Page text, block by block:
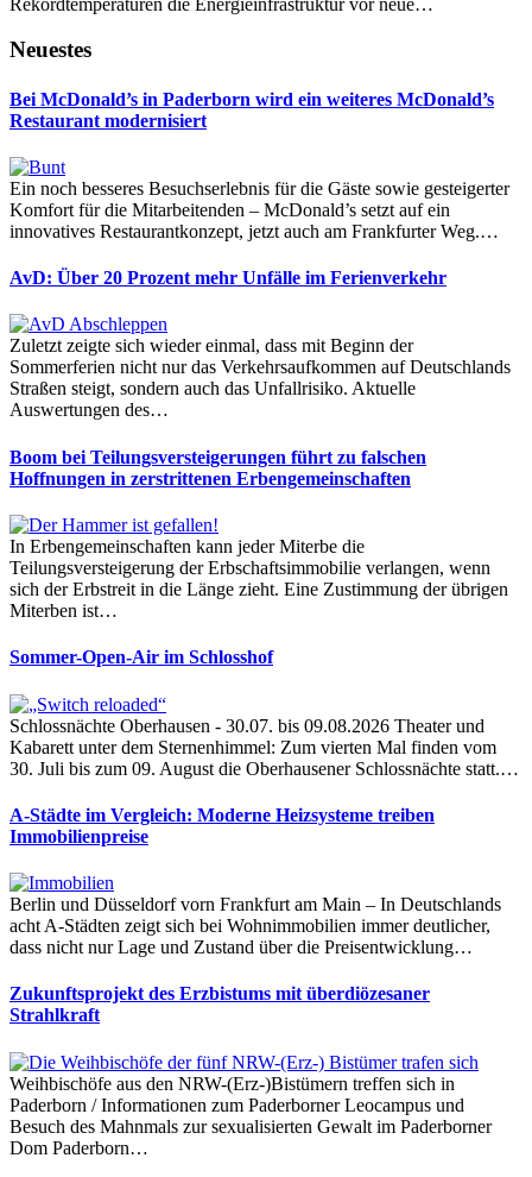
Neuestes
Bei McDonald’s in Paderborn wird ein weiteres McDonald’s
Restaurant modernisiert
Ein noch besseres Besuchserlebnis für die Gäste sowie gesteigerter
Komfort für die Mitarbeitenden – McDonald’s setzt auf ein
innovatives Restaurantkonzept, jetzt auch am Frankfurter Weg.…
AvD: Über 20 Prozent mehr Unfälle im Ferienverkehr
Zuletzt zeigte sich wieder einmal, dass mit Beginn der
Sommerferien nicht nur das Verkehrsaufkommen auf Deutschlands
Straßen steigt, sondern auch das Unfallrisiko. Aktuelle
Auswertungen des…
Boom bei Teilungsversteigerungen führt zu falschen
Hoffnungen in zerstrittenen Erbengemeinschaften
In Erbengemeinschaften kann jeder Miterbe die
Teilungsversteigerung der Erbschaftsimmobilie verlangen, wenn
sich der Erbstreit in die Länge zieht. Eine Zustimmung der übrigen
Miterben ist…
Sommer-Open-Air im Schlosshof
Schlossnächte Oberhausen - 30.07. bis 09.08.2026 Theater und
Kabarett unter dem Sternenhimmel: Zum vierten Mal finden vom
30. Juli bis zum 09. August die Oberhausener Schlossnächte statt.…
A-Städte im Vergleich: Moderne Heizsysteme treiben
Immobilienpreise
Berlin und Düsseldorf vorn Frankfurt am Main – In Deutschlands
acht A-Städten zeigt sich bei Wohnimmobilien immer deutlicher,
dass nicht nur Lage und Zustand über die Preisentwicklung…
Zukunftsprojekt des Erzbistums mit überdiözesaner
Strahlkraft
Weihbischöfe aus den NRW-(Erz-)Bistümern treffen sich in
Paderborn / Informationen zum Paderborner Leocampus und
Besuch des Mahnmals zur sexualisierten Gewalt im Paderborner
Dom Paderborn…